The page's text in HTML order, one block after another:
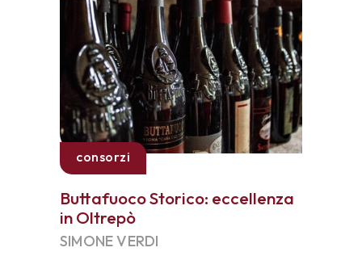
consorzi
Buttafuoco Storico: eccellenza
in Oltrepò
SIMONE VERDI